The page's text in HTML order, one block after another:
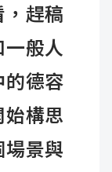
趕稿
般人
的德容
構思
景與